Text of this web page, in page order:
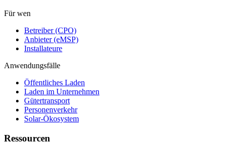
Für wen
Betreiber (CPO)
Anbieter (eMSP)
Installateure
Anwendungsfälle
Öffentliches Laden
Laden im Unternehmen
Gütertransport
Personenverkehr
Solar-Ökosystem
Ressourcen